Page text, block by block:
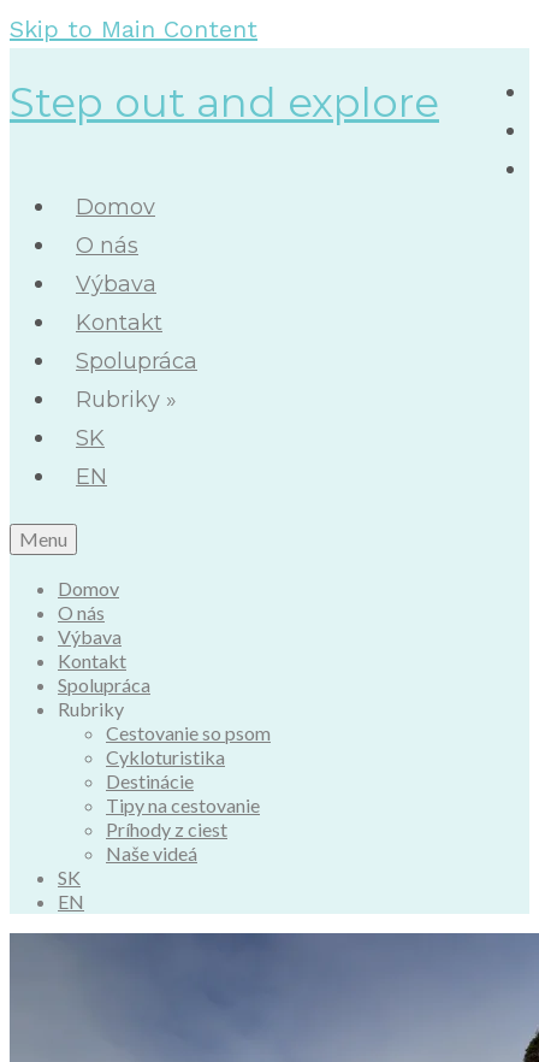
Skip to Main Content
Step out and explore
Domov
O nás
Výbava
Kontakt
Spolupráca
Rubriky »
SK
EN
Menu
Domov
O nás
Výbava
Kontakt
Spolupráca
Rubriky
Cestovanie so psom
Cykloturistika
Destinácie
Tipy na cestovanie
Príhody z ciest
Naše videá
SK
EN